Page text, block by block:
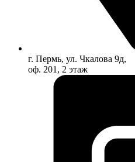
г. Пермь, ул. Чкалова 9д,
оф. 201, 2 этаж